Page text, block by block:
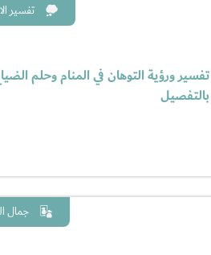
تفسير
تفسير ورؤية التوهان في المنام وحلم
بالتفصيل
جمال